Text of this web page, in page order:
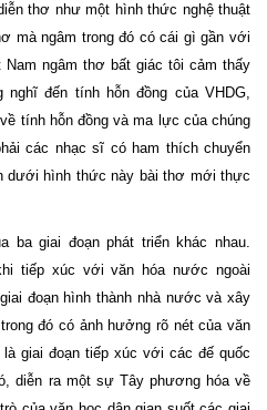
thơ như một hình thức nghệ thuật
mà ngâm trong đó có cái gì gần với
ngâm thơ bất giác tôi cảm thấy
đến tính hỗn đồng của VHDG,
tính hỗn đồng và ma lực của chúng
các nhạc sĩ có ham thích chuyển
dưới hình thức này bài thơ mới thực
ba giai đoạn phát triển khác nhau.
tiếp xúc với văn hóa nước ngoài
đoạn hình thành nhà nước và xây
đó có ảnh hưởng rõ nét của văn
giai đoạn tiếp xúc với các đế quốc
diễn ra một sự Tây phương hóa về